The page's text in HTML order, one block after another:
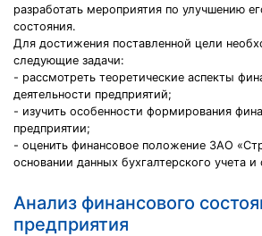
разработать мероприятия по улучшению
состояния.
Для достижения поставленной цели
следующие задачи:
- рассмотреть теоретические аспекты
деятельности предприятий;
- изучить особенности формирования
предприятии;
- оценить финансовое положение ЗАО
основании данных бухгалтерского учета и
Анализ финансового
предприятия